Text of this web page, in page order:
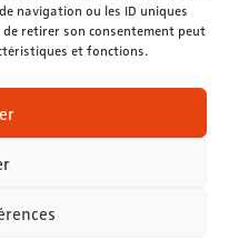
navigation ou les ID uniques
retirer son consentement peut
et fonctions.
01